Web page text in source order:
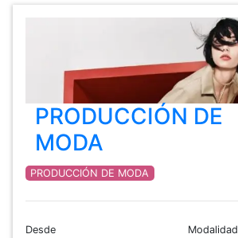
PRODUCCIÓN DE
MODA
PRODUCCIÓN DE MODA
Desde Modalidad